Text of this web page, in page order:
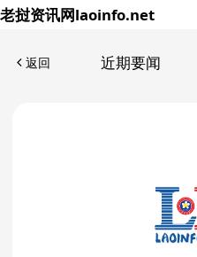
老挝资讯网laoinfo.net
返回 近期要闻